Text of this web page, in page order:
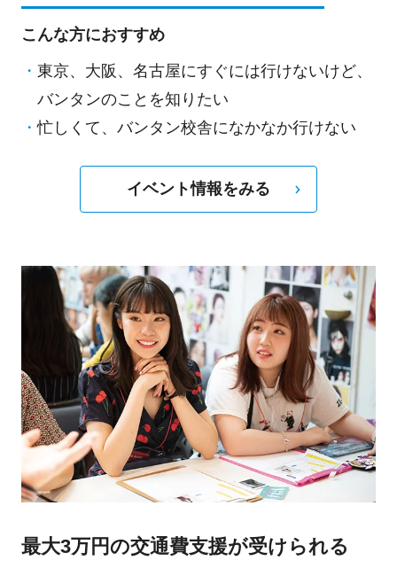
こんな方におすすめ
東京、大阪、名古屋にすぐには行けないけど、
バンタンのことを知りたい
忙しくて、バンタン校舎になかなか行けない
イベント情報をみる
最大3万円の交通費支援が受けられる